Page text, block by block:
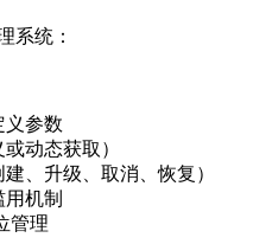
系统：
义参数
动态获取）
、升级、取消、恢复）
机制
管理